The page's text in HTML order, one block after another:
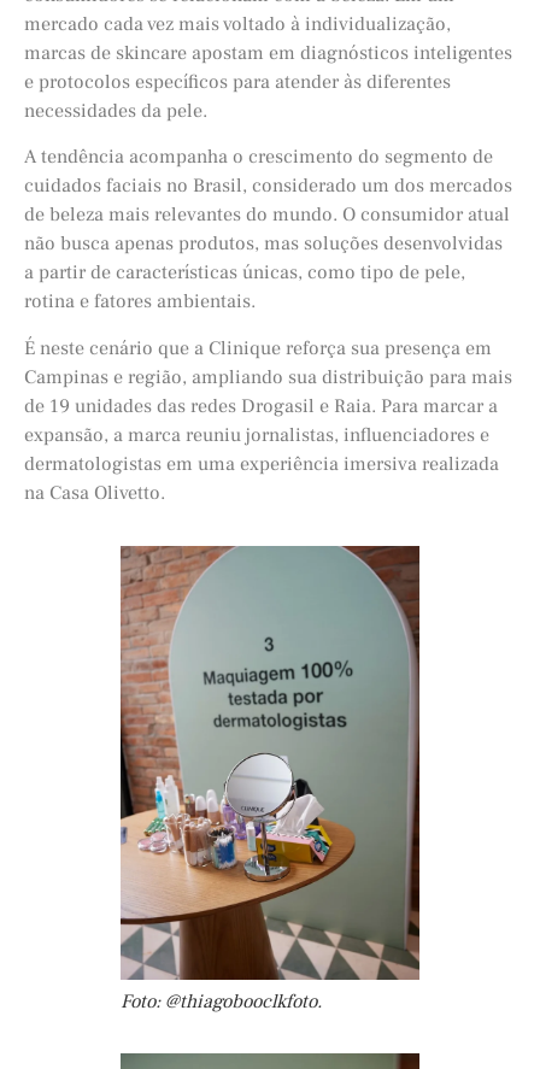
mercado cada vez mais voltado à individualização,
marcas de skincare apostam em diagnósticos inteligentes
e protocolos específicos para atender às diferentes
necessidades da pele.
A tendência acompanha o crescimento do segmento de
cuidados faciais no Brasil, considerado um dos mercados
de beleza mais relevantes do mundo. O consumidor atual
não busca apenas produtos, mas soluções desenvolvidas
a partir de características únicas, como tipo de pele,
rotina e fatores ambientais.
É neste cenário que a Clinique reforça sua presença em
Campinas e região, ampliando sua distribuição para mais
de 19 unidades das redes Drogasil e Raia. Para marcar a
expansão, a marca reuniu jornalistas, influenciadores e
dermatologistas em uma experiência imersiva realizada
na Casa Olivetto.
Foto: @thiagobooclkfoto.